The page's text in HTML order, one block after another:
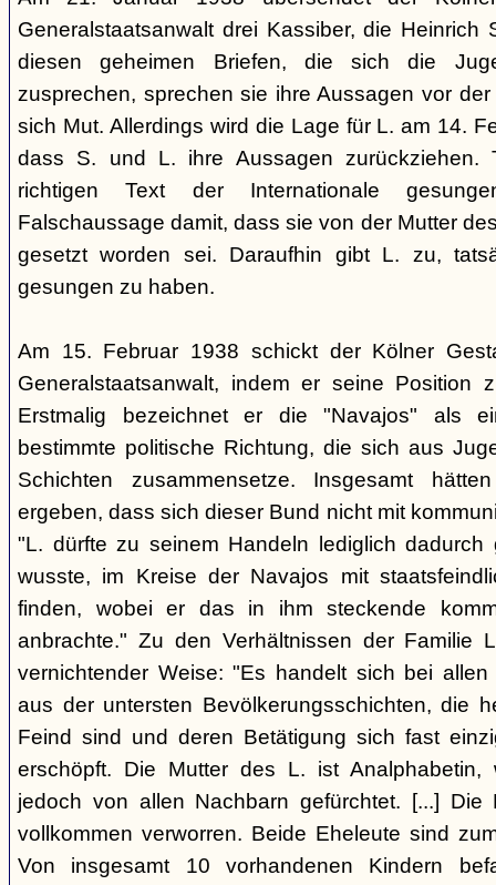
Generalstaatsanwalt drei Kassiber, die
diesen geheimen Briefen, die sich die
zusprechen, sprechen sie ihre Aussagen vor
sich Mut. Allerdings wird die Lage für L. am 14.
dass S. und L. ihre Aussagen zurückziehen.
richtigen Text der Internationale
Falschaussage damit, dass sie von der Mutter
gesetzt worden sei. Daraufhin gibt L. zu,
gesungen zu haben.
Am 15. Februar 1938 schickt der Kölner
Generalstaatsanwalt, indem er seine Position
Erstmalig bezeichnet er die "Navajos" als
bestimmte politische Richtung, die sich aus
Schichten zusammensetze. Insgesamt
ergeben, dass sich dieser Bund nicht mit
"L. dürfte zu seinem Handeln lediglich dadurch
wusste, im Kreise der Navajos mit
finden, wobei er das in ihm steckende
anbrachte." Zu den Verhältnissen der Familie
vernichtender Weise: "Es handelt sich bei
aus der untersten Bevölkerungsschichten, die
Feind sind und deren Betätigung sich fast
erschöpft. Die Mutter des L. ist Analphabetin,
jedoch von allen Nachbarn gefürchtet. [...] Die
vollkommen verworren. Beide Eheleute sind
Von insgesamt 10 vorhandenen Kindern